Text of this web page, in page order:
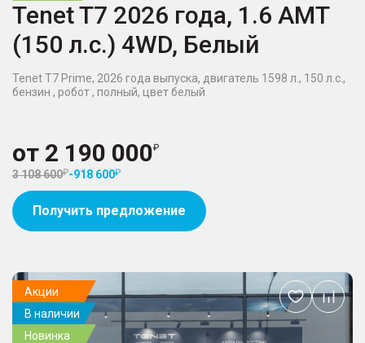
Tenet T7 2026 года, 1.6 AMT
(150 л.с.) 4WD, Белый
Tenet T7 Prime, 2026 года выпуска, двигатель 1598 л., 150 л.с.,
бензин , робот , полный, цвет белый
от 2 190 000
3 108 600 -918 600
Получить предложение
Акции
В наличии
Новинка
Добавить
в
избранное